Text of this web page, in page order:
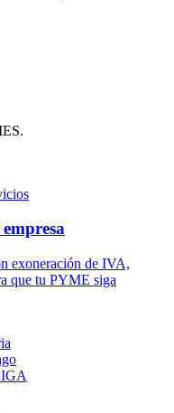
exoneración de IVA,
que tu PYME siga